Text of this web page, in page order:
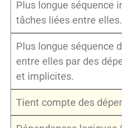
Plus longue séquence
tâches liées entre elles.
Plus longue séquence
entre elles par des
et implicites.
Tient compte des